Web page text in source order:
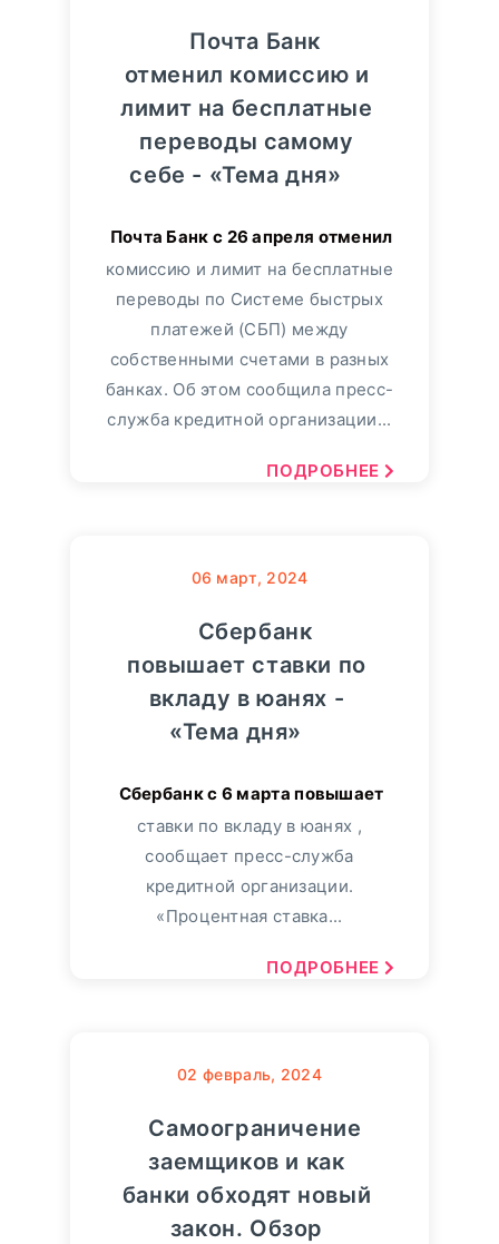
Почта Банк
отменил комиссию и
лимит на бесплатные
переводы самому
себе - «Тема дня»
комиссию и лимит на бесплатные
переводы по Системе быстрых
платежей (СБП) между
собственными счетами в разных
банках. Об этом сообщила пресс-
служба кредитной организации...
ПОДРОБНЕЕ
06 март, 2024
Сбербанк
повышает ставки по
вкладу в юанях -
«Тема дня»
ставки по вкладу в юанях ,
сообщает пресс-служба
кредитной организации.
«Процентная ставка...
ПОДРОБНЕЕ
02 февраль, 2024
Самоограничение
заемщиков и как
банки обходят новый
закон. Обзор